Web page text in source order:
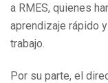
a RMES, quienes
aprendizaje rápido
trabajo.
Por su parte, el